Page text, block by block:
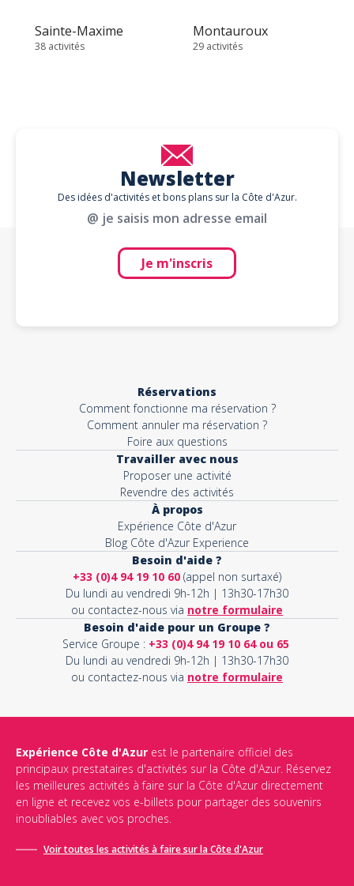
Sainte-Maxime
38 activités
Montauroux
29 activités
Newsletter
Des idées d'activités et bons plans sur la Côte d'Azur.
@ je saisis mon adresse email
Je m'inscris
Réservations
Comment fonctionne ma réservation ?
Comment annuler ma réservation ?
Foire aux questions
Travailler avec nous
Proposer une activité
Revendre des activités
À propos
Expérience Côte d'Azur
Blog Côte d'Azur Experience
Besoin d'aide ?
+33 (0)4 94 19 10 60 (appel non surtaxé)
Du lundi au vendredi 9h-12h | 13h30-17h30
ou contactez-nous via notre formulaire
Besoin d'aide pour un Groupe ?
Service Groupe : +33 (0)4 94 19 10 64 ou 65
Du lundi au vendredi 9h-12h | 13h30-17h30
ou contactez-nous via notre formulaire
Expérience Côte d'Azur est le partenaire officiel des
principaux prestataires d'activités sur la Côte d'Azur. Réservez
les meilleures activités à faire sur la Côte d'Azur directement
en ligne et recevez vos e-billets pour partager des souvenirs
inoubliables avec vos proches.
Voir toutes les activités à faire sur la Côte d'Azur